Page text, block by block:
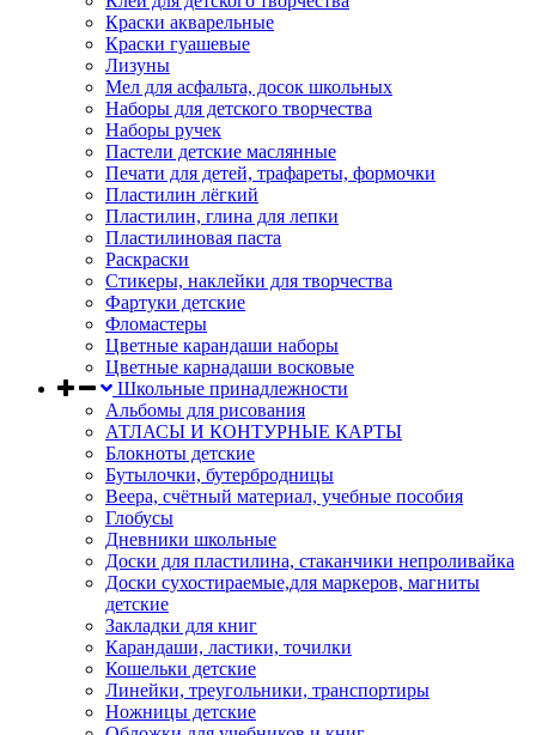
Краски акварельные
Краски гуашевые
Лизуны
Мел для асфальта, досок школьных
Наборы для детского творчества
Наборы ручек
Пастели детские маслянные
Печати для детей, трафареты, формочки
Пластилин лёгкий
Пластилин, глина для лепки
Пластилиновая паста
Раскраски
Стикеры, наклейки для творчества
Фартуки детские
Фломастеры
Цветные карандаши наборы
Цветные карнадаши восковые
Школьные принадлежности
Альбомы для рисования
АТЛАСЫ И КОНТУРНЫЕ КАРТЫ
Блокноты детские
Бутылочки, бутербродницы
Веера, счётный материал, учебные пособия
Глобусы
Дневники школьные
Доски для пластилина, стаканчики непроливайка
Доски сухостираемые,для маркеров, магниты
детские
Закладки для книг
Карандаши, ластики, точилки
Кошельки детские
Линейки, треугольники, транспортиры
Ножницы детские